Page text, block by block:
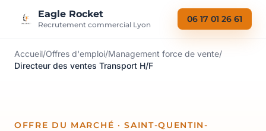
Eagle Rocket
Recrutement commercial Lyon
06 17 01 26 61
Accueil/Offres d'emploi/Management force de vente/
Directeur des ventes Transport H/F
OFFRE DU MARCHÉ · SAINT-QUENTIN-